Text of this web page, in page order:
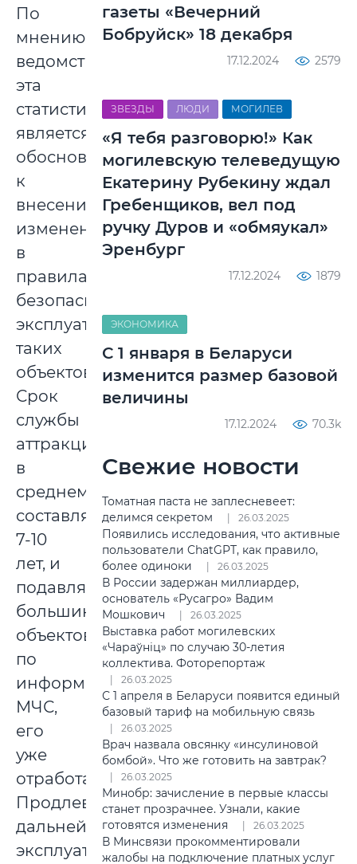
По
мнению
ведомства,
эта
статистика
является
обоснованием
к
внесению
изменений
в
правила
безопасной
эксплуатации
таких
объектов.
Срок
службы
аттракциона
в
среднем
составляет
7-10
лет, и
подавляющее
большинство
объектов,
по
информации
МЧС,
его
уже
отработали.
Продлевать
дальнейшую
эксплуатацию
газеты «Вечерний
Бобруйск» 18 декабря
17.12.2024 2579
ЗВЕЗДЫ ЛЮДИ МОГИЛЕВ
«Я тебя разговорю!» Как
могилевскую телеведущую
Екатерину Рубекину ждал
Гребенщиков, вел под
ручку Дуров и «обмяукал»
Эренбург
17.12.2024 1879
ЭКОНОМИКА
С 1 января в Беларуси
изменится размер базовой
величины
17.12.2024 70.3k
Свежие новости
Томатная паста не заплесневеет:
делимся секретом
26.03.2025
Появились исследования, что активные
пользователи ChatGPT, как правило,
более одиноки
26.03.2025
В России задержан миллиардер,
основатель «Русагро» Вадим
Мошкович
26.03.2025
Выставка работ могилевских
«Чараўніц» по случаю 30-летия
коллектива. Фоторепортаж
26.03.2025
С 1 апреля в Беларуси появится единый
базовый тариф на мобильную связь
26.03.2025
Врач назвала овсянку «инсулиновой
бомбой». Что же готовить на завтрак?
26.03.2025
Минобр: зачисление в первые классы
станет прозрачнее. Узнали, какие
готовятся изменения
26.03.2025
В Минсвязи прокомментировали
жалобы на подключение платных услуг